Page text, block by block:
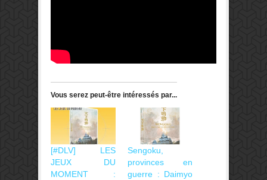
Vous serez peut-être intéressés par...
[#DLV] LES
JEUX DU
MOMENT :
Sengoku,
provinces en
guerre : Daimyo